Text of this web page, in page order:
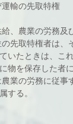
輸の先取特権
、農業の労務及
先取特権者は
いたときは、こ
物を保存した者
業の労務に従
する。